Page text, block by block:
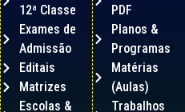
12ª Classe
Exames de
Admissão
Editais
Matrizes
Escolas &
PDF
Planos &
Programas
Matérias
(Aulas)
Trabalhos